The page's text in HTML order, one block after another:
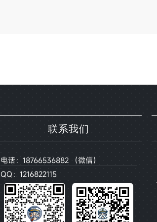
联系我们
电话：18766536882 （微信）
QQ：1216822115